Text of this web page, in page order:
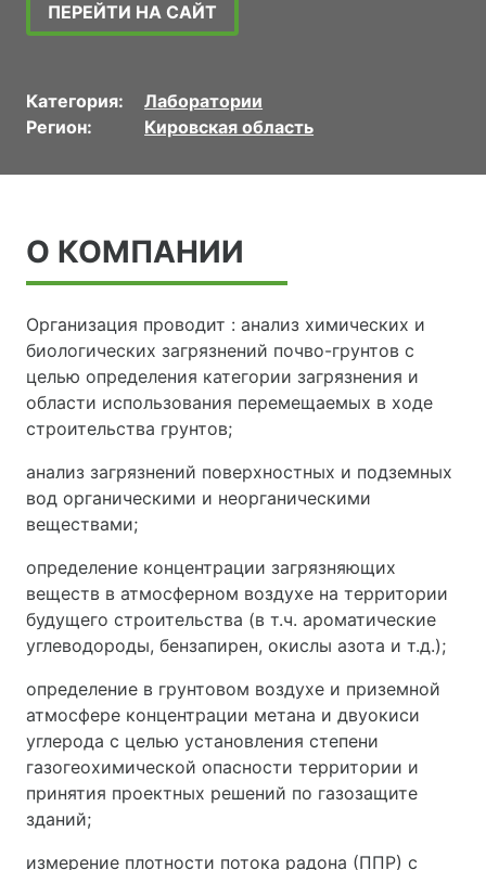
ПЕРЕЙТИ НА САЙТ
Категория:
Лаборатории
Регион:
Кировская область
О КОМПАНИИ
Организация проводит : анализ химических и
биологических загрязнений почво-грунтов с
целью определения категории загрязнения и
области использования перемещаемых в ходе
строительства грунтов;
анализ загрязнений поверхностных и подземных
вод органическими и неорганическими
веществами;
определение концентрации загрязняющих
веществ в атмосферном воздухе на территории
будущего строительства (в т.ч. ароматические
углеводороды, бензапирен, окислы азота и т.д.);
определение в грунтовом воздухе и приземной
атмосфере концентрации метана и двуокиси
углерода с целью установления степени
газогеохимической опасности территории и
принятия проектных решений по газозащите
зданий;
измерение плотности потока радона (ППР) с